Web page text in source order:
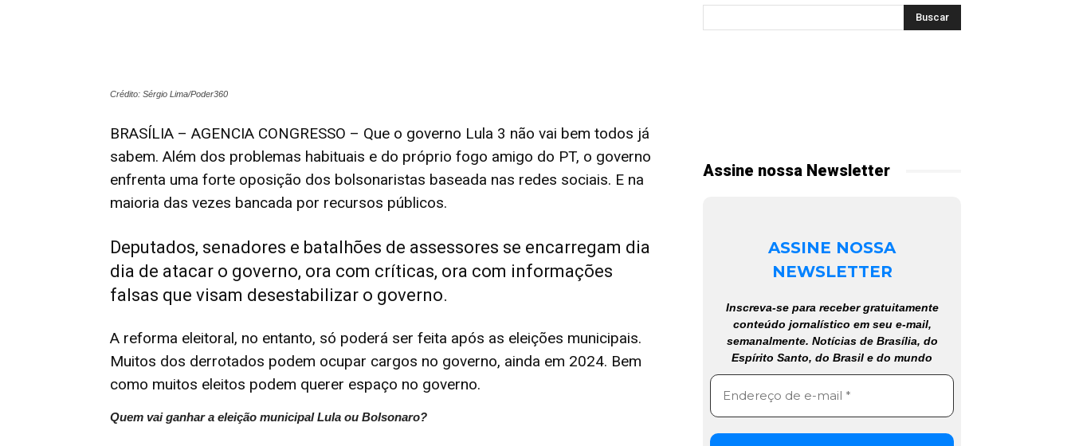
Crédito: Sérgio Lima/Poder360
BRASÍLIA – AGENCIA CONGRESSO – Que o governo Lula 3 não vai bem todos já
sabem. Além dos problemas habituais e do próprio fogo amigo do PT, o governo
enfrenta uma forte oposição dos bolsonaristas baseada nas redes sociais. E na
maioria das vezes bancada por recursos públicos.
Deputados, senadores e batalhões de assessores se encarregam dia
dia de atacar o governo, ora com críticas, ora com informações
falsas que visam desestabilizar o governo.
A reforma eleitoral, no entanto, só poderá ser feita após as eleições municipais.
Muitos dos derrotados podem ocupar cargos no governo, ainda em 2024. Bem
como muitos eleitos podem querer espaço no governo.
Quem vai ganhar a eleição municipal Lula ou Bolsonaro?
Assine nossa Newsletter
ASSINE NOSSA
NEWSLETTER
Inscreva-se para receber gratuitamente
conteúdo jornalístico em seu e-mail,
semanalmente. Notícias de Brasília, do
Espírito Santo, do Brasil e do mundo